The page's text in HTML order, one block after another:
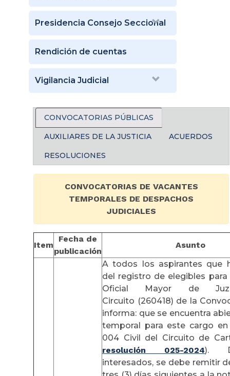
Presidencia Consejo Seccional
Rendición de cuentas
Vigilancia Judicial
CONVOCATORIAS PÚBLICAS
AUXILIARES DE LA JUSTICIA ACUERDOS
RESOLUCIONES
CONVOCATORIAS DE VACANTES
TEMPORALES DE DESPACHOS
JUDICIALES
Item
Fecha de
publicación
Asunto
A todos los aspirantes que
del registro de elegibles
Oficial Mayor de
Circuito (260418) de la
informa: que se encuentra
temporal para este cargo
004 Civil del Circuito de
resolución 025-2024).
interesados, se debe remitir